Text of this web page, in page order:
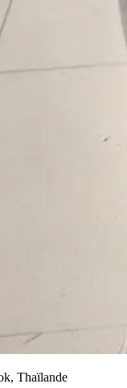
Thaïlande